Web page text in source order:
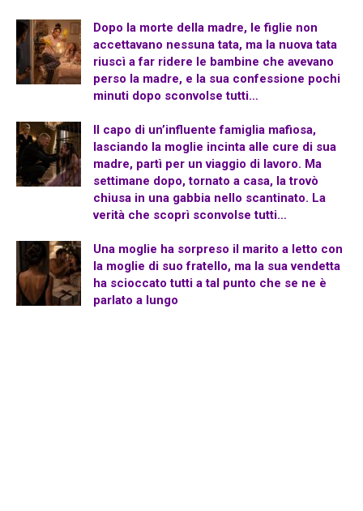
Dopo la morte della madre, le figlie non
accettavano nessuna tata, ma la nuova tata
riuscì a far ridere le bambine che avevano
perso la madre, e la sua confessione pochi
minuti dopo sconvolse tutti…
Il capo di un’influente famiglia mafiosa,
lasciando la moglie incinta alle cure di sua
madre, partì per un viaggio di lavoro. Ma
settimane dopo, tornato a casa, la trovò
chiusa in una gabbia nello scantinato. La
verità che scoprì sconvolse tutti…
Una moglie ha sorpreso il marito a letto con
la moglie di suo fratello, ma la sua vendetta
ha scioccato tutti a tal punto che se ne è
parlato a lungo